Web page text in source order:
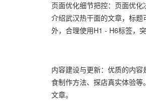
页面优化细节把控：页面优
介绍武汉热干面的文章，标
外，合理使用H1 - H6标签，
内容建设与更新：优质的内
食制作方法、探店真实体验
文章。